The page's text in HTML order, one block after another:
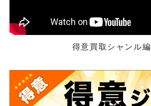
得意買取シャンル編